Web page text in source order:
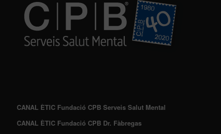
CANAL ÈTIC Fundació CPB Serveis Salut Mental
CANAL ÈTIC Fundació CPB Dr. Fàbregas